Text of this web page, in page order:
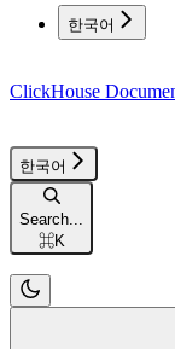
한국어
ClickHouse
한국어
Search...
⌘K